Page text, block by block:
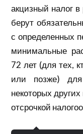
акцизный налог
берут
с определенных
минимальные
72 лет (для тех,
или позже)
некоторых
отсрочкой